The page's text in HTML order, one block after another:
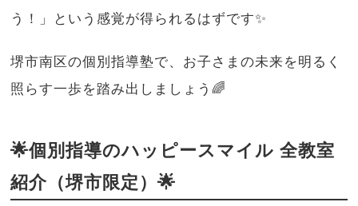
う！」という感覚が得られるはずです✨
堺市南区の個別指導塾で、お子さまの未来を明るく
照らす一歩を踏み出しましょう🌈
🌟個別指導のハッピースマイル 全教室
紹介（堺市限定）🌟